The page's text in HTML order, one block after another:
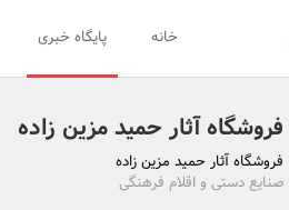
رسمی
-
اخبار
تایید
خانه پایگاه خبری
فروشگاه آثار حمید مزین زاده
فروشگاه آثار حمید مزین زاده
صنایع دستی و اقلام فرهنگی